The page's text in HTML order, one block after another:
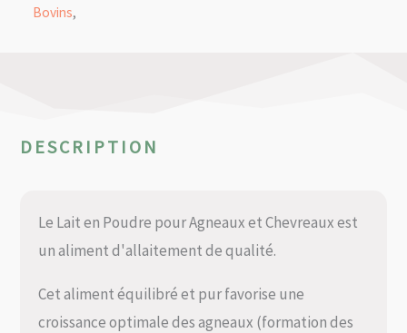
Bovins,
DESCRIPTION
Le Lait en Poudre pour Agneaux et Chevreaux est
un aliment d'allaitement de qualité.
Cet aliment équilibré et pur favorise une
croissance optimale des agneaux (formation des